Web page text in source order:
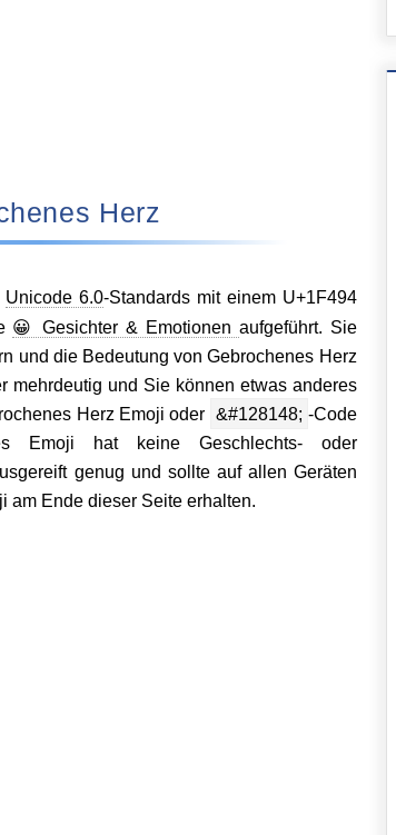
Herz
Unicode 6.0-Standards mit einem U+1F494
😀 Gesichter & Emotionen aufgeführt. Sie
und die Bedeutung von Gebrochenes Herz
mehrdeutig und Sie können etwas anderes
Herz Emoji oder &#128148; -Code
Emoji hat keine Geschlechts- oder
genug und sollte auf allen Geräten
am Ende dieser Seite erhalten.